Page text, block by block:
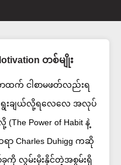
တစ်မျိုး
ထက် ငါစာမဖတ်လည်းရ
းချယ်လို့ရလေလေ အလုပ်
Power of Habit နဲ့
ရာ Charles Duhigg ကဆို
ကို လွမ်းမိုးနိုင်တဲ့အစွမ်းရှိ